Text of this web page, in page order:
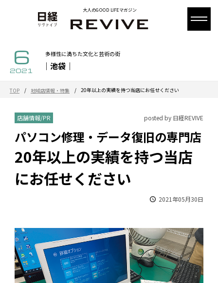
大人のGOOD LIFEマガジン
6
2021
多様性に満ちた文化と芸術の街
｜池袋｜
TOP / 地域店情報・特集 / 20年以上の実績を持つ当店にお任せください
店舗情報/PR posted by 日経REVIVE
パソコン修理・データ復旧の専門店
20年以上の実績を持つ当店
にお任せください
2021年05月30日